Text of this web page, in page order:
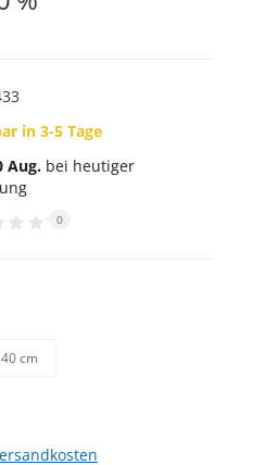
in 3-5 Tage
Aug. bei heutiger
0
cm